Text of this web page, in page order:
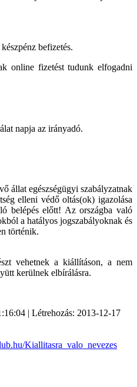
befizetés.
online fizetést tudunk elfogadni
napja az irányadó.
állat egészségügyi szabályzatnak
elleni védő oltás(ok) igazolása
belépés előtt! Az országba való
a hatályos jogszabályoknak és
történik.
vehetnek a kiállításon, a nem
kerülnek elbírálásra.
| Létrehozás: 2013-12-17
Kiallitasra_valo_nevezes